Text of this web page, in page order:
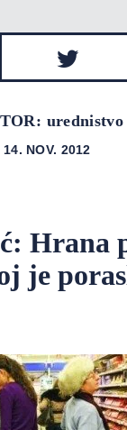
urednistvo
14. NOV. 2012
Hrana
je